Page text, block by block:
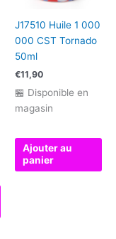
J17510 Huile 1 000
000 CST Tornado
50ml
€11,90
🏪 Disponible en
magasin
Ajouter au
panier